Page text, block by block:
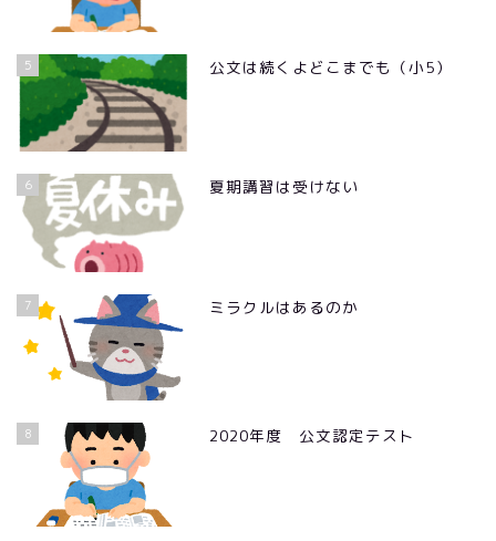
5 公文は続くよどこまでも（小5）
6 夏期講習は受けない
7 ミラクルはあるのか
8 2020年度 公文認定テスト